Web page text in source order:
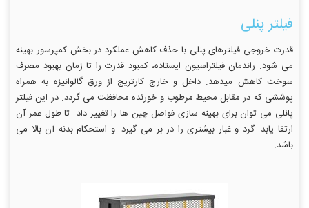
فیلتر پنلی
قدرت خروجی فیلترهای پنلی با حذف کاهش عملکرد در بخش کمپرسور بهینه
می شود. راندمان فیلتراسیون ایستاده، کمبود قدرت را تا زمان بهبود مصرف
سوخت کاهش میدهد. داخل و خارج کارتریج از ورق گالوانیزه به همراه
پوششی که در مقابل محیط مرطوب و خورنده محافظت می گردد. در این فیلتر
پانلی می توان برای بهینه سازی فواصل چین ها را تغییر داد تا طول عمر آن
ارتقا یابد. گرد و غبار بیشتری را در بر می گیرد. و استحکام بدنه آن بالا می
باشد.